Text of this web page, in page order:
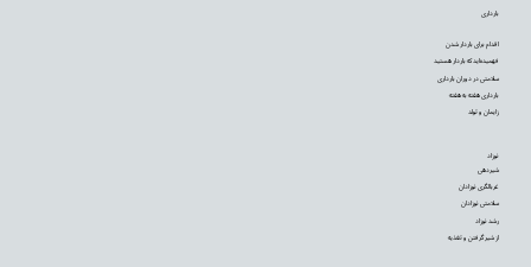
نوزاد
شیردهی
غربالگری نوزادان
سلامتی نوزادان
رشد نوزاد
از شیر گرفتن و تغذیه
بارداری
اقدام برای باردار شدن
فهمیده‌اید که باردار هستید
سلامتی در دوران بارداری
بارداری هفته به هفته
زایمان و تولد